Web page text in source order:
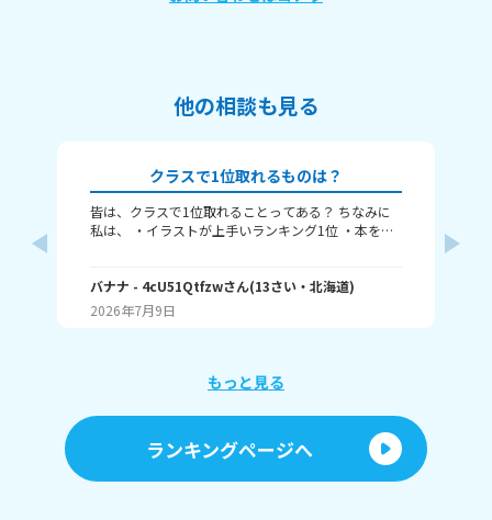
他の相談も見る
クラスで1位取れるものは？
皆は、クラスで1位取れることってある？ ちなみに
私は、 ・イラストが上手いランキング1位 ・本を読
ングで1位取れる？ 書いてくれたら嬉しいです！ じ
ゃね。
バナナ - 4cU51Qtfzwさん(13さい・ 北海道)
2026年7月9日
もっと見る
ランキングページへ